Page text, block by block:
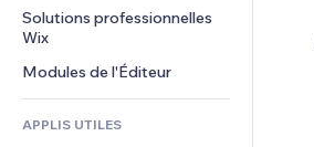
Financement participatif
Alimentation et boissons
Actualités
Services de contenu
Effets de texte
Bannières et badges
Calculateurs
Rechercher
Téléphone
Communauté
Avis et commentaires
Solutions professionnelles
Wix
Modules de l'Éditeur
APPLIS UTILES